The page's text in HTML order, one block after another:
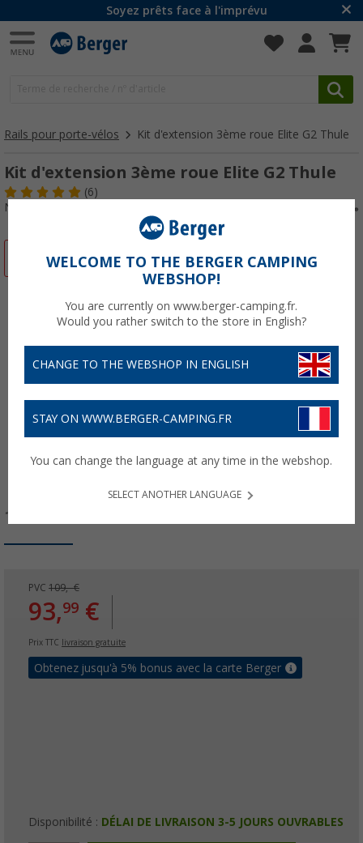
Soyez prêts face à l'imprévu
Rails pour porte-vélos Kit d'extension 3ème roue Elite G2 Thule
Kit d'extension 3ème roue Elite G2 Thule
(6)
N° d'art : 118650
-13%
PVC 109,- €
93,99 €
Prix TTC livraison gratuite
Obtenez jusqu'à 5% bonus avec la carte Berger
Disponibilité : DÉLAI DE LIVRAISON 3-5 JOURS OUVRABLES
WELCOME TO THE BERGER CAMPING
WEBSHOP!
You are currently on www.berger-camping.fr.
Would you rather switch to the store in English?
CHANGE TO THE WEBSHOP IN ENGLISH
STAY ON WWW.BERGER-CAMPING.FR
You can change the language at any time in the webshop.
SELECT ANOTHER LANGUAGE